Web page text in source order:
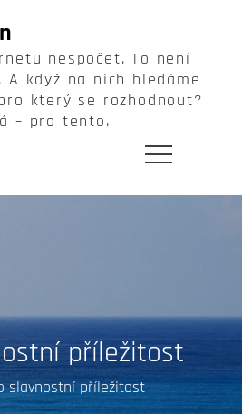
nespočet. To není
když na nich hledáme
který se rozhodnout?
– pro tento.
příležitost
slavnostní příležitost